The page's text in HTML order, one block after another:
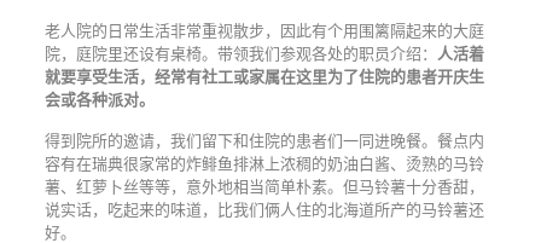
老人院的日常生活非常重视散步，因此有个用围篱隔起来的大庭
院，庭院里还设有桌椅。带领我们参观各处的职员介绍：
人活着
就要享受生活，经常有社工或家属在这里为了住院的患者开庆生
会或各种派对。
得到院所的邀请，我们留下和住院的患者们一同进晚餐。餐点内
容有在瑞典很家常的炸鲱鱼排淋上浓稠的奶油白酱、烫熟的马铃
薯、红萝卜丝等等，意外地相当简单朴素。但马铃薯十分香甜，
说实话，吃起来的味道，比我们俩人住的北海道所产的马铃薯还
好。